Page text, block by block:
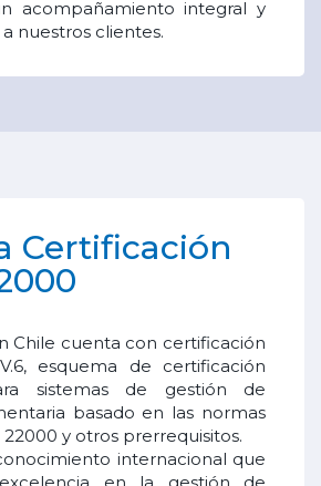
acompañamiento integral y
nuestros clientes.
Certificación
Chile cuenta con certificación
esquema de certificación
sistemas de gestión de
basado en las normas
22000 y otros prerrequisitos.
internacional que